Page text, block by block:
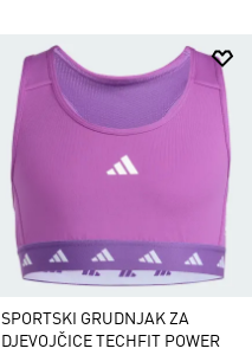
SPORTSKI GRUDNJAK ZA
DJEVOJČICE TECHFIT POWER